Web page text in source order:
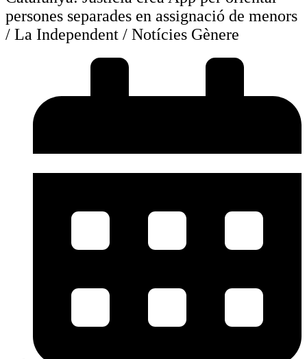
persones separades en assignació de menors
/ La Independent / Notícies Gènere